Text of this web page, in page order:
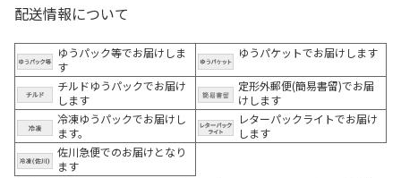
配送情報について
ゆうパック等でお届けしま
す
ゆうパケットでお届けします
チルドゆうパックでお届け
します
定形外郵便(簡易書留)でお届
けします
冷凍ゆうパックでお届けし
ます。
レターパックライトでお届け
します
佐川急便でのお届けとなり
ます